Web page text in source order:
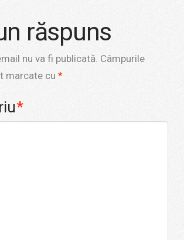
răspuns
nu va fi publicată. Câmpurile
marcate cu *
*